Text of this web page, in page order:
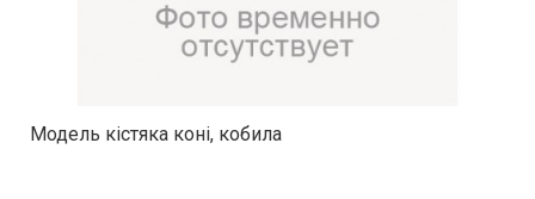
Модель кістяка коні, кобила